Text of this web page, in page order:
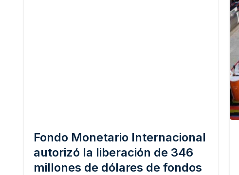
Fondo Monetario Internacional
autorizó la liberación de 346
millones de dólares de fondos